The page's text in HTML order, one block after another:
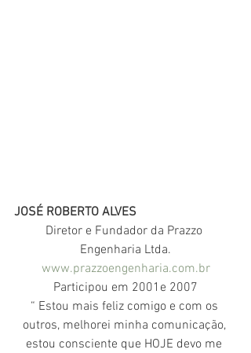
JOSÉ ROBERTO ALVES
Diretor e Fundador da Prazzo
Engenharia Ltda.
www.prazzoengenharia.com.br
Participou em 2001e 2007
“ Estou mais feliz comigo e com os
outros, melhorei minha comunicação,
estou consciente que HOJE devo me